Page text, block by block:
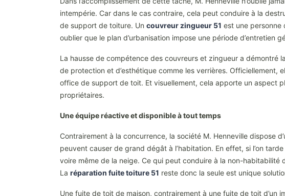
intempérie. Car dans le cas contraire, cela peut conduire à la
de support de toiture. Un couvreur zingueur 51 est une personne
oublier que le plan d’urbanisation impose une période d’entretien
La hausse de compétence des couvreurs et zingueur a démontré
de protection et d’esthétique comme les verrières. Officiellement,
office de support de toit. Et visuellement, cela apporte un aspect
propriétaires.
Une équipe réactive et disponible à tout temps
Contrairement à la concurrence, la société M. Henneville dispose
peuvent causer de grand dégât à l’habitation. En effet, si l’on
voire même de la neige. Ce qui peut conduire à la non-
La réparation fuite toiture 51 reste donc la seule est unique
Une fuite de toit de maison, contrairement à une fuite de toit d’un